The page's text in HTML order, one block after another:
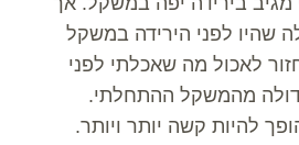
שהיו לפני הירידה במשקל
לאכול מה שאכלתי לפני
מהמשקל ההתחלתי.
להיות קשה יותר ויותר.